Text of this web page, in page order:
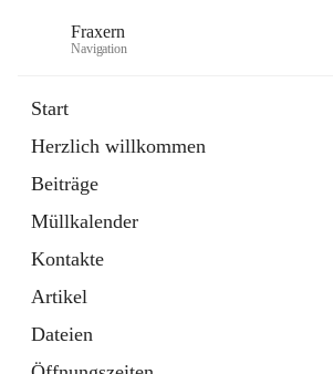
Fraxern
Navigation
Start
Herzlich willkommen
Beiträge
Müllkalender
Kontakte
Artikel
Dateien
Ordner
in
Tab
Formulare
Artikel
öffnet
in
neuem
Tab